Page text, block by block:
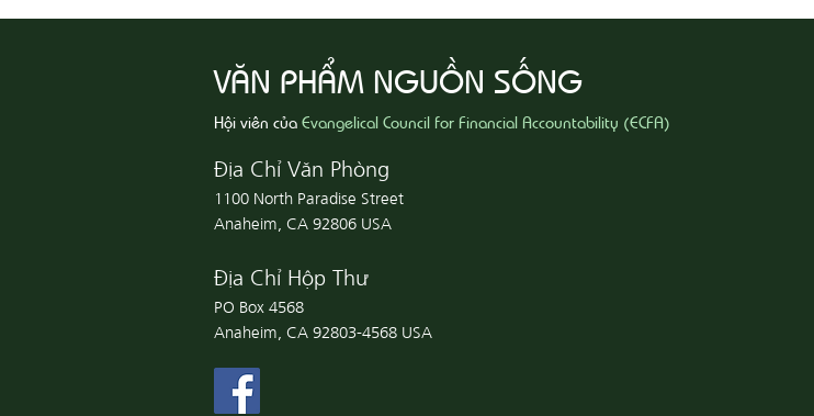
Khổ
VĂN PHẨM NGUỒN SỐNG
Hội viên củaEvangelical Council for Financial Accountability (ECFA)
Địa Chỉ Văn Phòng
1100 North Paradise Street
Anaheim, CA 92806 USA
Địa Chỉ Hộp Thư
PO Box 4568
Anaheim, CA 92803-4568 USA